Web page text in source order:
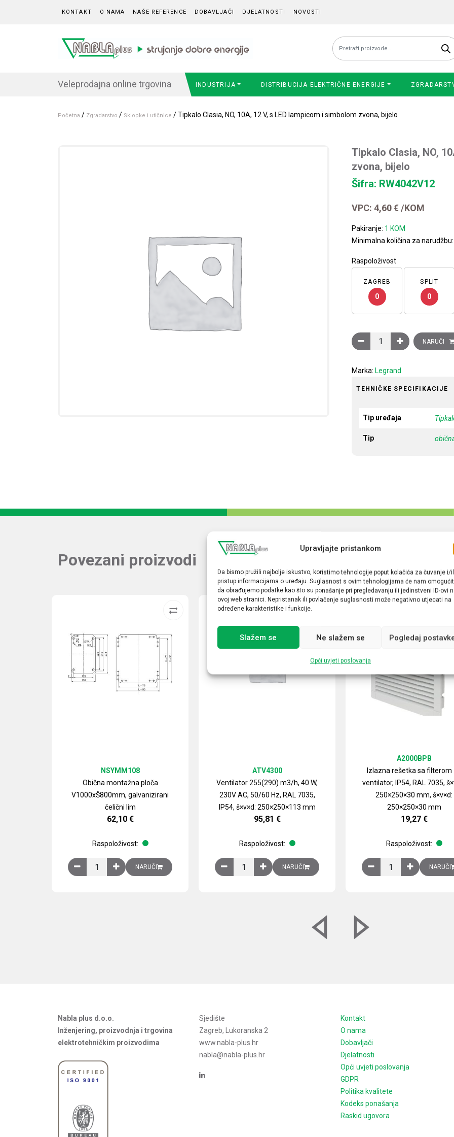
Upravljajte pristankom
Da bismo pružili najbolje iskustvo, koristimo tehnologije poput kolačića za čuvanje i/
pristup informacijama o uređaju. Suglasnost s ovim tehnologijama će nam
da obrađujemo podatke kao što su ponašanje pri pregledavanju ili jedinstveni ID-ovi
ovoj web stranici. Nepristanak ili povlačenje suglasnosti može negativno utjecati na
određene karakteristike i funkcije.
Slažem se Ne slažem se Pogledaj
Opći uvjeti poslovanja
KONTAKT O NAMA NAŠE REFERENCE DOBAVLJAČI DJELATNOSTI NOVOSTI
Pretraži:
Veleprodajna online trgovina INDUSTRIJA DISTRIBUCIJA ELEKTRIČNE ENERGIJE
Početna / Zgradarstvo / Sklopke i utičnice / Tipkalo Clasia, NO, 10A, 12 V, s LED lampicom i simbolom zvona, bijelo
Tipkalo Clasia, NO,
zvona, bijelo
Šifra: RW4042V12
VPC:4,60€ /KOM
Pakiranje: 1 KOM
Minimalna količina za narudžbu:
Raspoloživost
ZAGREB
0
SPLIT
0
Tipkalo Clasia, NO, 10A,
NARUČI
Marka: Legrand
TEHNIČKE SPECIFIKACIJE
Tip uređaja
Tip
Povezani proizvodi
Obična montažna ploča
V1000xŠ800mm, galvanizirani
čelični lim
NSYMM108
62,10 €
Raspoloživost:
Obična montažna ploča V1000xŠ800mm, galvanizirani čelični lim količina
NARUČI
Ventilator 255(290) m3/h, 40 W,
230V AC, 50/60 Hz, RAL 7035,
IP54, š×v×d: 250×250×113 mm
ATV4300
95,81 €
Raspoloživost:
Ventilator 255(290) m3/h, 40 W, 230V AC, 50/60 Hz, RAL 7035,
NARUČI
Izlazna rešetka sa filterom
ventilator, IP54, RAL 7035,
250×250×30 mm, š×v×d:
250×250×30 mm
A2000BPB
19,27 €
Raspoloživost:
Izlazna rešetka saNARUČI
Nabla plus d.o.o.
Inženjering, proizvodnja i trgovina
elektrotehničkim proizvodima
Sjedište
Zagreb, Lukoranska 2
www.nabla-plus.hr
nabla@nabla-plus.hr
Kontakt
O nama
Dobavljači
Djelatnosti
Opći uvjeti poslovanja
GDPR
Politika kvalitete
Kodeks ponašanja
Raskid ugovora